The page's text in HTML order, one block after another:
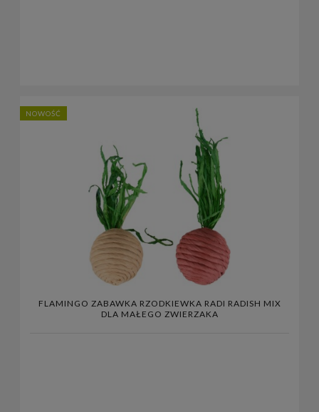
FLAMINGO ZABAWKA RZODKIEWKA RADI RADISH MIX
DLA MAŁEGO ZWIERZAKA
NOWOŚĆ